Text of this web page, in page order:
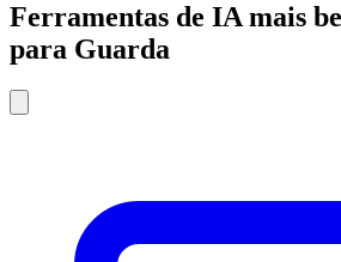
Ferramentas de IA mais
para Guarda